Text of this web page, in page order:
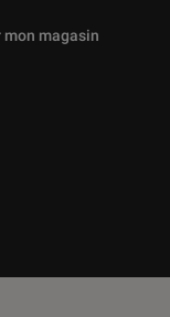
proposées
mon magasin